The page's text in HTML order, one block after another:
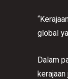
global
Dalam